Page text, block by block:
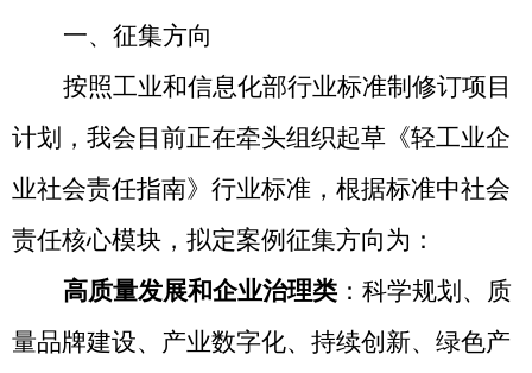
一、征集方向
按照工业和信息化部行业标准制修订项目
计划，我会目前正在牵头组织起草《轻工业企
业社会责任指南》行业标准，根据标准中社会
责任核心模块 ，拟定案例征集方向为：
高质量发展和企业治理类：科学规划、质
量品牌建设、产业数字化、持续创新、绿色产